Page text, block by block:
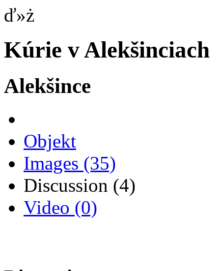
ď»ż
Kúrie v Alekšinciach
Alekšince
Objekt
Images (35)
Discussion (4)
Video (0)